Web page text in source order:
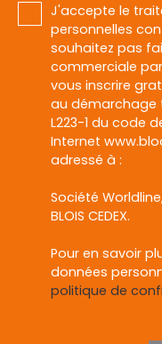
J'accepte le
personnelles
souhaitez pas
commerciale
vous inscrire
au démarchage
L223-1 du code
Internet
adressé à :
Société Worldline,
BLOIS CEDEX.
Pour en savoir
données
politique de